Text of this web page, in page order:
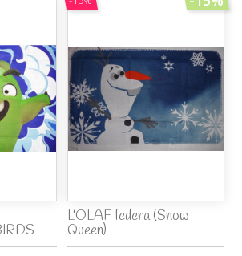
L'OLAF federa (Snow
Queen)